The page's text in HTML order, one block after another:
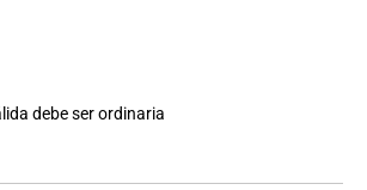
debe ser ordinaria